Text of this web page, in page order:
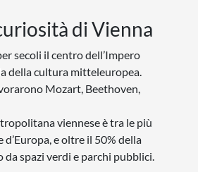
di Vienna
secoli il centro dell’Impero
della cultura mitteleuropea.
Mozart, Beethoven,
viennese è tra le più
e oltre il 50% della
spazi verdi e parchi pubblici.